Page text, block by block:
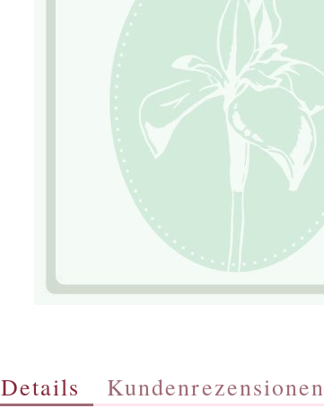
Details Kundenrezensionen